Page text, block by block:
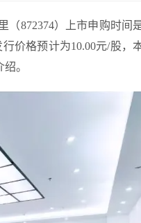
872374）上市申购时间是
价格预计为10.00元/股，
。